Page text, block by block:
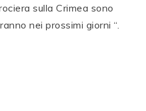
sulla Crimea sono
nei prossimi giorni “.